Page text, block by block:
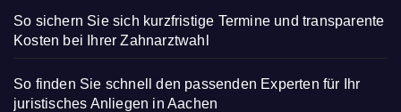
So sichern Sie sich kurzfristige Termine und transparente
Kosten bei Ihrer Zahnarztwahl
So finden Sie schnell den passenden Experten für Ihr
juristisches Anliegen in Aachen